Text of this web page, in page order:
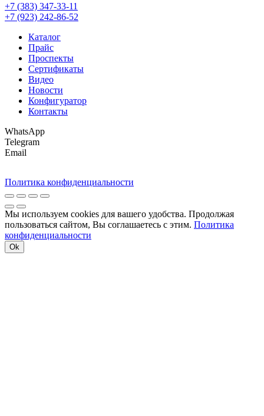
+7 (383) 347-33-11
+7 (923) 242-86-52
Каталог
Прайс
Проспекты
Сертификаты
Видео
Новости
Конфигуратор
Контакты
WhatsApp
Telegram
Email
Политика конфиденциальности
Мы используем cookies для вашего удобства. Продолжая
пользоваться сайтом, Вы соглашаетесь с этим. Политика
конфиденциальности
Ok